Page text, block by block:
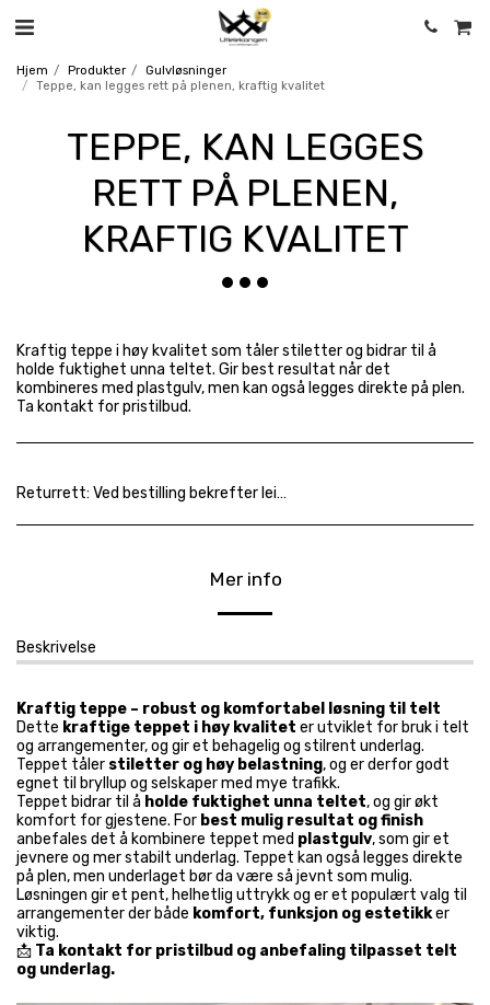
Hjem Produkter
Gulvløsninger
Teppe, kan legges rett på plenen, kraftig kvalitet
TEPPE, KAN LEGGES
RETT PÅ PLENEN,
KRAFTIG KVALITET
Kraftig teppe i høy kvalitet som tåler stiletter og bidrar til å
holde fuktighet unna teltet. Gir best resultat når det
kombineres med plastgulv, men kan også legges direkte på plen.
Ta kontakt for pristilbud.
Returrett: Ved bestilling bekrefter leietaker å ha lest og akseptert våre gjeldende leievilkår. Avtalen er bindende og vi henviser til våre avbestillingsfrister: https://www.utleiekongen.com/leievilk%C3%A5r
Mer info
Beskrivelse
Kraftig teppe – robust og komfortabel løsning til telt
Dette kraftige teppet i høy kvalitet er utviklet for bruk i telt
og arrangementer, og gir et behagelig og stilrent underlag.
Teppet tåler stiletter og høy belastning, og er derfor godt
egnet til bryllup og selskaper med mye trafikk.
Teppet bidrar til å holde fuktighet unna teltet, og gir økt
komfort for gjestene. For best mulig resultat og finish
anbefales det å kombinere teppet med plastgulv, som gir et
jevnere og mer stabilt underlag. Teppet kan også legges direkte
på plen, men underlaget bør da være så jevnt som mulig.
Løsningen gir et pent, helhetlig uttrykk og er et populært valg til
arrangementer der både komfort, funksjon og estetikker
viktig.
📩 Ta kontakt for pristilbud og anbefaling tilpasset telt
og underlag.